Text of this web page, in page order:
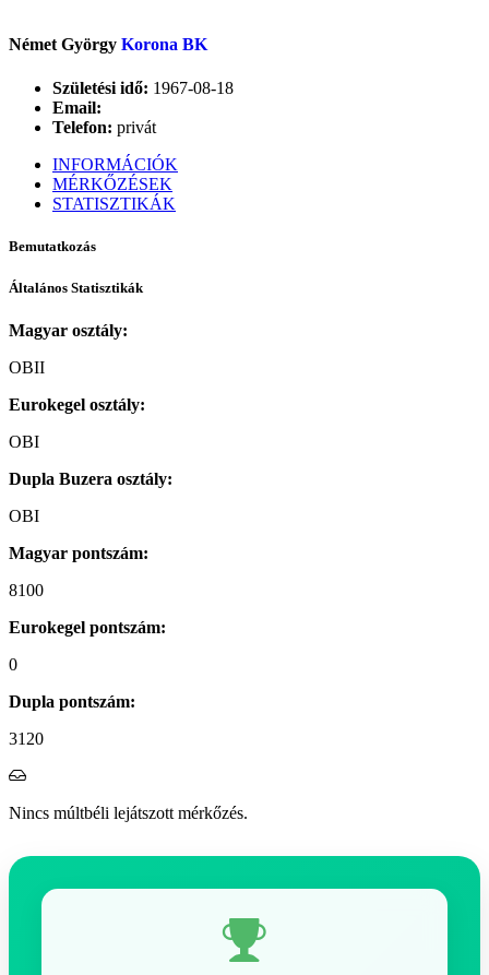
Német György Korona BK
Születési idő: 1967-08-18
Email:
Telefon: privát
INFORMÁCIÓK
MÉRKŐZÉSEK
STATISZTIKÁK
Bemutatkozás
Általános Statisztikák
Magyar osztály:
OBII
Eurokegel osztály:
OBI
Dupla Buzera osztály:
OBI
Magyar pontszám:
8100
Eurokegel pontszám:
0
Dupla pontszám:
3120
Nincs múltbéli lejátszott mérkőzés.